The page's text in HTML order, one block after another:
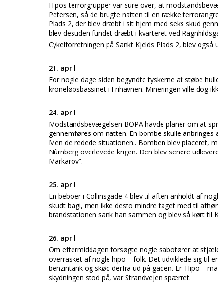
Hipos terrorgrupper var sure over, at
Petersen, så de brugte natten til en række
Plads 2, der blev dræbt i sit hjem med seks skud
blev desuden fundet dræbt i kvarteret ved
Cykelforretningen på Sankt Kjelds Plads 2, blev
21. april
For nogle dage siden begyndte tyskerne at støbe
kroneløbsbassinet i Frihavnen. Mineringen ville dog
24. april
Modstandsbevægelsen BOPA havde planer om at
gennemføres om natten. En bombe skulle
Men de redede situationen.. Bomben blev placeret,
Nûrnberg overlevede krigen. Den blev senere
Markarov”.
25. april
En beboer i Collinsgade 4 blev til aften anholdt af
skudt bagi, men ikke desto mindre taget med til
brandstationen sank han sammen og blev så kørt til
26. april
Om eftermiddagen forsøgte nogle sabotører at
overrasket af nogle hipo – folk. Det udviklede sig til
benzintank og skød derfra ud på gaden. En Hipo –
skydningen stod på, var Strandvejen spærret.